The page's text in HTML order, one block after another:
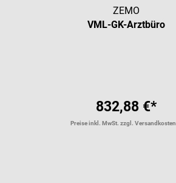
ZEMO
VML-GK-Arztbüro
832,88 €*
Preise inkl. MwSt. zzgl. Versandkosten